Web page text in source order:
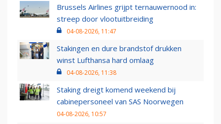
Brussels Airlines grijpt ternauwernood in:
streep door vlootuitbreiding
04-08-2026, 11:47
Stakingen en dure brandstof drukken
winst Lufthansa hard omlaag
04-08-2026, 11:38
Staking dreigt komend weekend bij
cabinepersoneel van SAS Noorwegen
04-08-2026, 10:57